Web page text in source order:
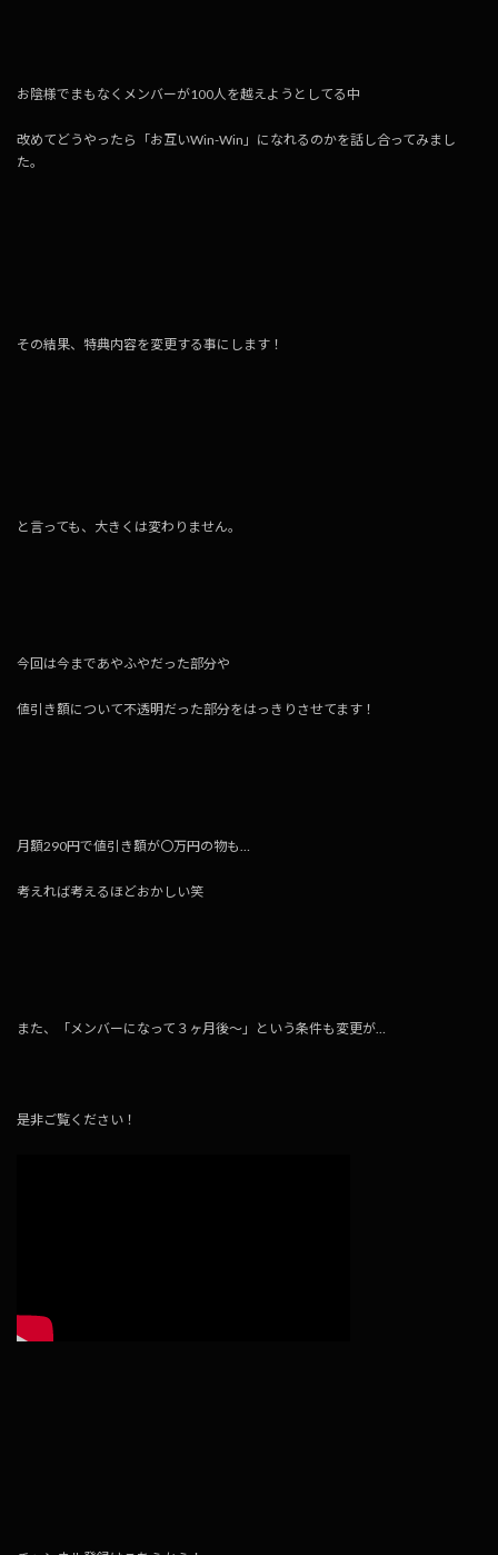
お陰様でまもなくメンバーが100人を越えようとしてる中
改めてどうやったら「お互いWin-Win」になれるのかを話し合ってみまし
た。
その結果、特典内容を変更する事にします！
と言っても、大きくは変わりません。
今回は今まであやふやだった部分や
値引き額について不透明だった部分をはっきりさせてます！
月額290円で値引き額が〇万円の物も…
考えれば考えるほどおかしい笑
また、「メンバーになって３ヶ月後〜」という条件も変更が…
是非ご覧ください！